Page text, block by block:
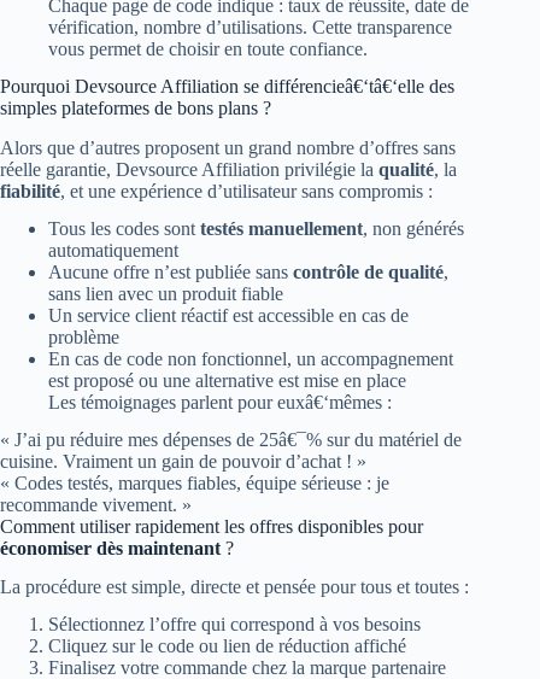
Chaque page de code indique : taux de réussite, date de
vérification, nombre d’utilisations. Cette transparence
vous permet de choisir en toute confiance.
Pourquoi Devsource Affiliation se différencieâ€‘tâ€‘elle des
simples plateformes de bons plans ?
Alors que d’autres proposent un grand nombre d’offres sans
réelle garantie, Devsource Affiliation privilégie la qualité, la
fiabilité, et une expérience d’utilisateur sans compromis :
Tous les codes sont testés manuellement, non générés
automatiquement
Aucune offre n’est publiée sans contrôle de qualité,
sans lien avec un produit fiable
Un service client réactif est accessible en cas de
problème
En cas de code non fonctionnel, un accompagnement
est proposé ou une alternative est mise en place
Les témoignages parlent pour euxâ€‘mêmes :
« J’ai pu réduire mes dépenses de 25â€¯% sur du matériel de
cuisine. Vraiment un gain de pouvoir d’achat ! »
« Codes testés, marques fiables, équipe sérieuse : je
recommande vivement. »
Comment utiliser rapidement les offres disponibles pour
économiser dès maintenant ?
La procédure est simple, directe et pensée pour tous et toutes :
Sélectionnez l’offre qui correspond à vos besoins
Cliquez sur le code ou lien de réduction affiché
Finalisez votre commande chez la marque partenaire